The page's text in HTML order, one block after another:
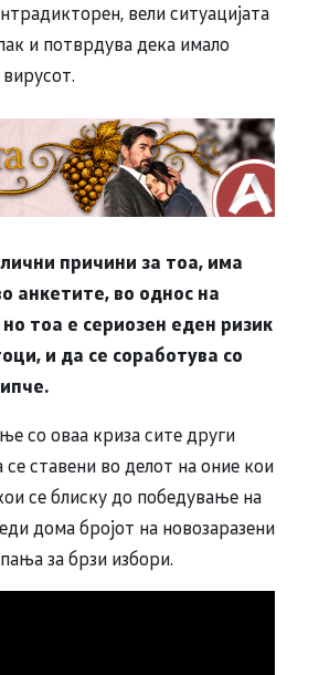
вели ситуацијата
и потврдува дека имало
причини за тоа, има
анкетите, во однос на
тоа е сериозен еден ризик
и да се соработува со
со оваа криза сите други
ставени во делот на оние кои
се блиску до победување на
дома бројот на новозаразени
за брзи избори.